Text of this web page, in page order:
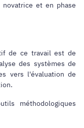
et en phase
de ce travail est de
des systèmes de
vers l'évaluation de
méthodologiques